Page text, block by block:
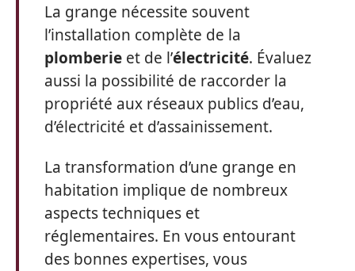
La grange nécessite souvent
l’installation complète de la
plomberie et de l’électricité. Évaluez
aussi la possibilité de raccorder la
propriété aux réseaux publics d’eau,
d’électricité et d’assainissement.
La transformation d’une grange en
habitation implique de nombreux
aspects techniques et
réglementaires. En vous entourant
des bonnes expertises, vous